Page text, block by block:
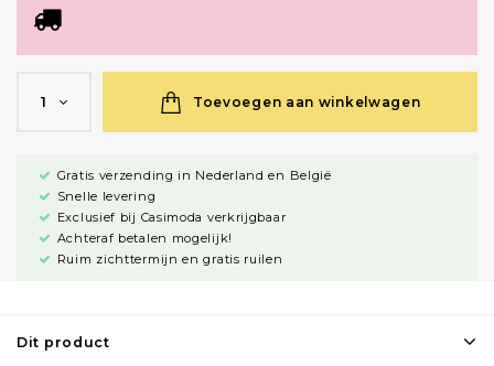
1 Toevoegen aan winkelwagen
Gratis verzending in Nederland en België
Snelle levering
Exclusief bij Casimoda verkrijgbaar
Achteraf betalen mogelijk!
Ruim zichttermijn en gratis ruilen
Dit product